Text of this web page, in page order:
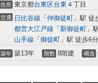
住所 東京都台東区台東 ４丁目
交通 日比谷線 「 仲御徒町 」駅 徒
都営大江戸線 「 新御徒町 」
山手線 「 御徒町 」駅 徒歩6分
築年 築13年 階数 8階建 構造